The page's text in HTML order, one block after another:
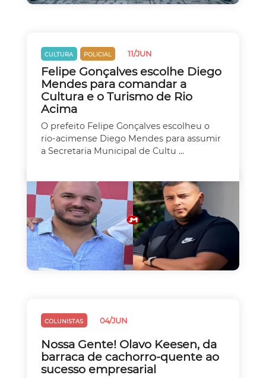
CULTURA POLICIAL 11/JUN
Felipe Gonçalves escolhe Diego
Mendes para comandar a
Cultura e o Turismo de Rio
Acima
O prefeito Felipe Gonçalves escolheu o
rio-acimense Diego Mendes para assumir
a Secretaria Municipal de Cultu ...
COLUNISTAS 04/JUN
Nossa Gente! Olavo Keesen, da
barraca de cachorro-quente ao
sucesso empresarial